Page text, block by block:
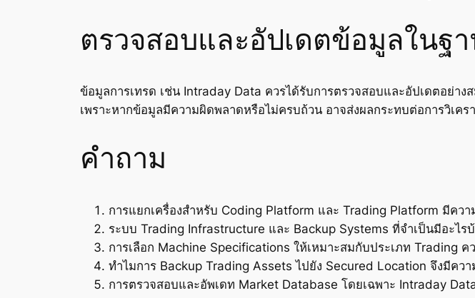
ตรวจสอบและอัปเดตข้อมูลในฐ
ข้อมูลการเทรด เช่น Intraday Data ควรได้รับการตรวจสอบและอัปเดตอย่า
เพราะหากข้อมูลมีความผิดพลาดหรือไม่ครบถ้วน อาจส่งผลกระทบต่อการวิเคร
คำถาม
การแยกเครื่องสำหรับ Coding Platform และ Trading Platform มีควา
ระบบ Trading Infrastructure และ Backup Systems ที่จำเป็นมีอะไรบ้
การเลือก Machine Specifications ให้เหมาะสมกับประเภท Trading ค
ทำไมการ Backup Trading Assets ไปยัง Secured Location จึงมีคว
การตรวจสอบและอัพเดท Market Database โดยเฉพาะ Intraday